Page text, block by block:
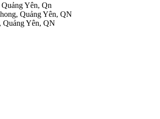
Yên, Qn
Quảng Yên, QN
Quảng Yên, QN